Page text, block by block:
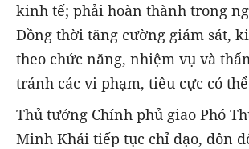
kinh tế; phải hoàn thành trong
Đồng thời tăng cường giám sát,
theo chức năng, nhiệm vụ và
tránh các vi phạm, tiêu cực có
Thủ tướng Chính phủ giao Phó
Minh Khái tiếp tục chỉ đạo, đôn